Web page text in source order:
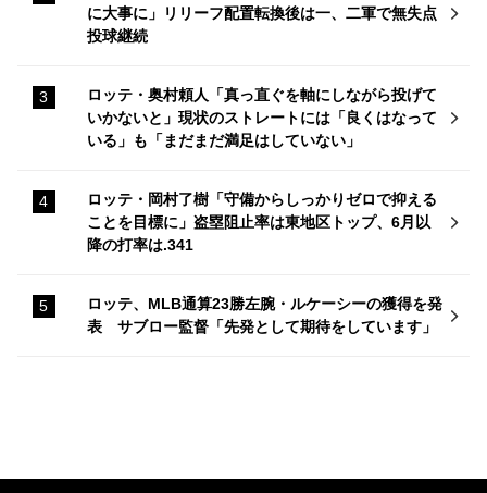
に大事に」リリーフ配置転換後は一、二軍で無失点
投球継続
ロッテ・奥村頼人「真っ直ぐを軸にしながら投げて
いかないと」現状のストレートには「良くはなって
いる」も「まだまだ満足はしていない」
ロッテ・岡村了樹「守備からしっかりゼロで抑える
ことを目標に」盗塁阻止率は東地区トップ、6月以
降の打率は.341
ロッテ、MLB通算23勝左腕・ルケーシーの獲得を発
表 サブロー監督「先発として期待をしています」